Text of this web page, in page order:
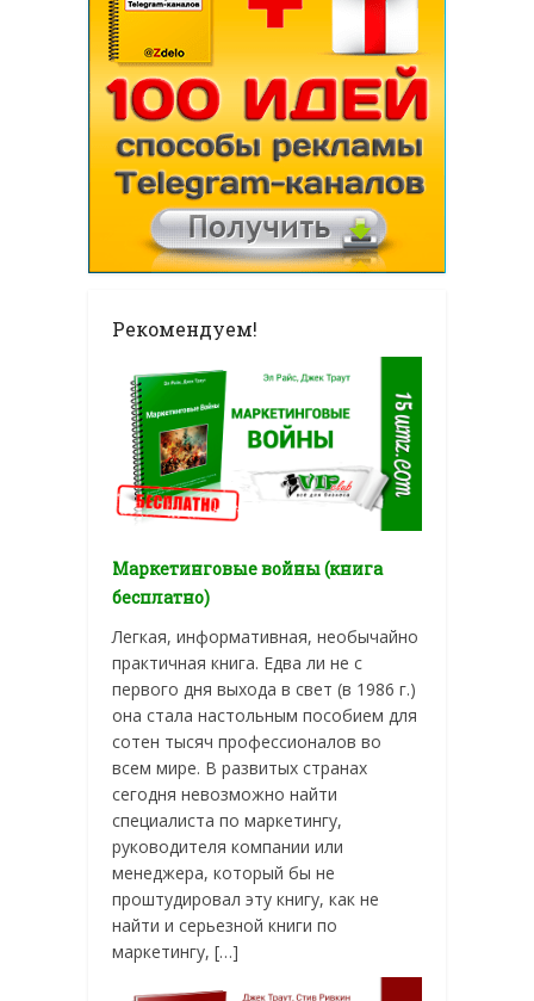
Рекомендуем!
Маркетинговые войны (книга
бесплатно)
Легкая, информативная, необычайно
практичная книга. Едва ли не с
первого дня выхода в свет (в 1986 г.)
она стала настольным пособием для
сотен тысяч профессионалов во
всем мире. В развитых странах
сегодня невозможно найти
специалиста по маркетингу,
руководителя компании или
менеджера, который бы не
проштудировал эту книгу, как не
найти и серьезной книги по
маркетингу, […]